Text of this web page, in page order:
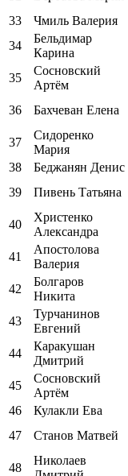
33
Чмиль Валерия
34
Бельдимар
Карина
35
Сосновский
Артём
36 Бахчеван Елена
37
Сидоренко
Мария
38
Беджанян Денис
39
Пивень Татьяна
40
Христенко
Александра
41
Апостолова
Валерия
42
Болгаров
Никита
43
Турчанинов
Евгений
44
Каракушан
Дмитрий
45
Сосновский
Артём
46
Кулакли Ева
47
Станов Матвей
48
Николаев